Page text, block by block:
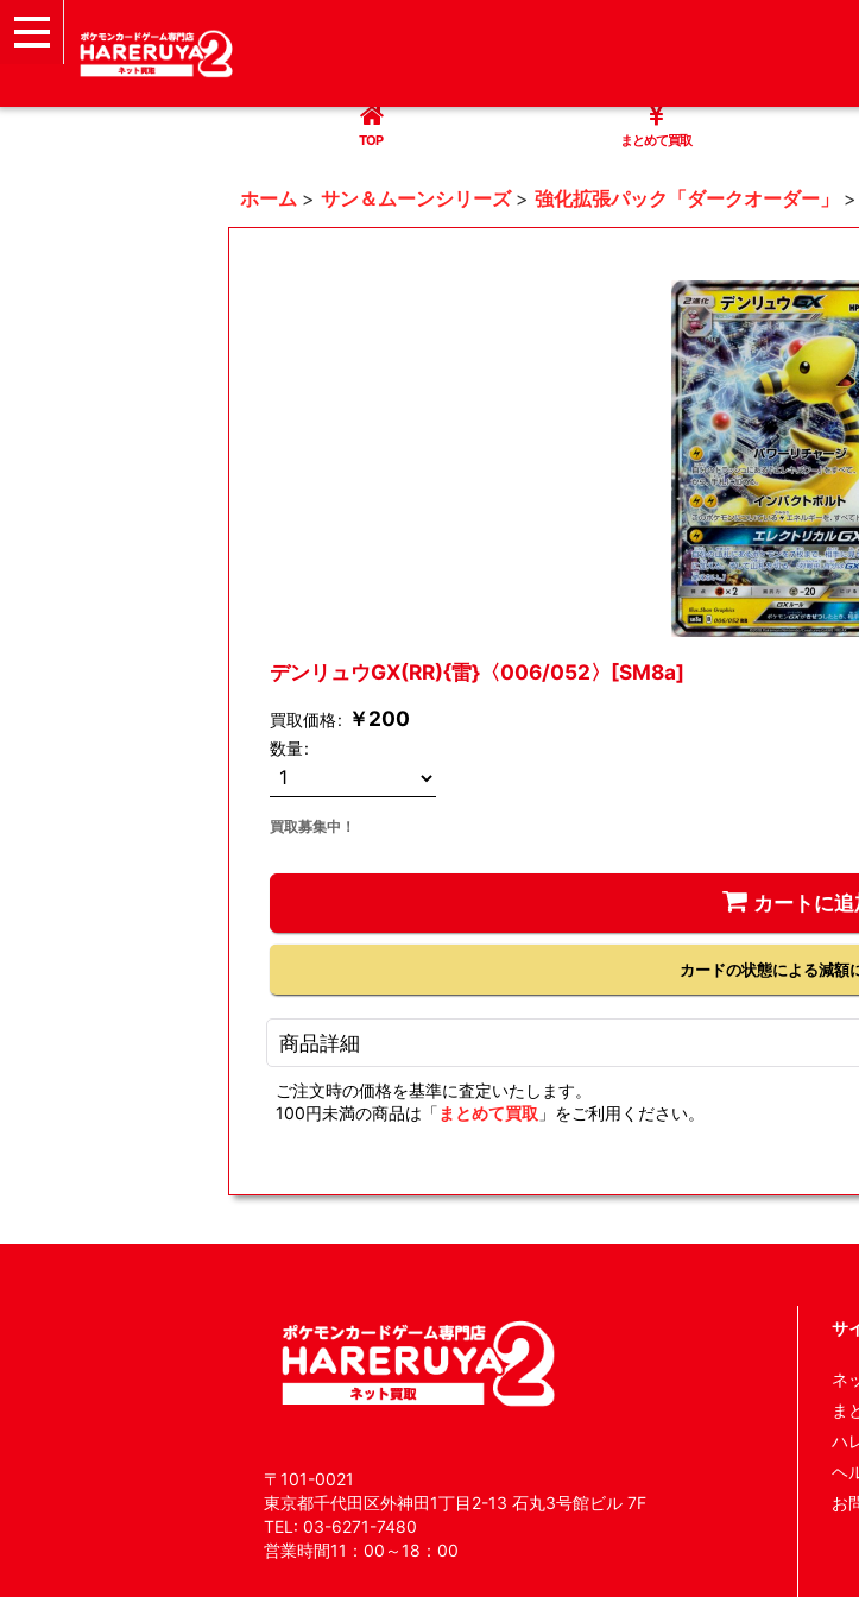
TOP まとめて買取
ホーム > サン＆ムーンシリーズ > 強化拡張パック「ダークオーダー」 >
デンリュウGX(RR){雷}〈006/052〉[SM8a]
買取価格: ￥200
数量:
買取募集中！
カートに追
カードの状態による減額
商品詳細
ご注文時の価格を基準に査定いたします。
100円未満の商品は「 まとめて買取 」をご利用ください。
〒101-0021
東京都千代田区外神田1丁目2-13 石丸3号館ビル 7F
TEL: 03-6271-7480
営業時間11：00～18：00
サ
ネ
ま
ハ
ヘ
お